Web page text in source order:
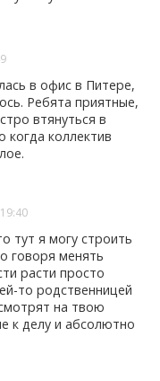
в офис в Питере,
Ребята приятные,
втянуться в
когда коллектив
тут я могу строить
говоря менять
расти просто
то родственницей
на твою
к делу и абсолютно